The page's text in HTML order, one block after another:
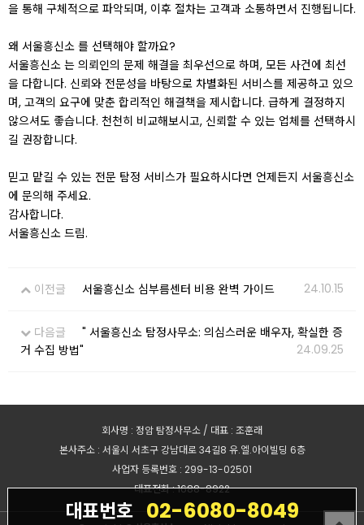
을 통해 구체적으로 파악되며, 이후 절차는 고객과 소통하면서 진행됩니다.
왜 서울흥신소 를 선택해야 할까요?
서울흥신소 는 의뢰인의 문제 해결을 최우선으로 하며, 모든 사건에 최선
을 다합니다. 신뢰와 전문성을 바탕으로 차별화된 서비스를 제공하고 있으
며, 고객의 요구에 맞춘 합리적인 해결책을 제시합니다. 급하게 결정하지
않으셔도 좋습니다. 천천히 비교해보시고, 신뢰할 수 있는 업체를 선택하시
길 권장합니다.
믿고 맡길 수 있는 전문 탐정 서비스가 필요하시다면 언제든지 서울흥신소
에 문의해 주세요.
감사합니다.
서울흥신소 드림.
이전글 서울흥신소 심부름센터 비용 완벽 가이드 24.10.15
다음글
" 서울흥신소 탐정사무소: 의심스러운 배우자, 확실한 증
거 수집 방법"
24.09.25
대표번호 02-6080-8049
회사명 : 정암 탐정사무소 / 대표 : 조훈래
본사주소 : 서울시 서초구 강남대로 34길8 유.엘.아이빌딩 6층
사업자 등록번호 : 299-13-02501
대표전화 : 1688-8922